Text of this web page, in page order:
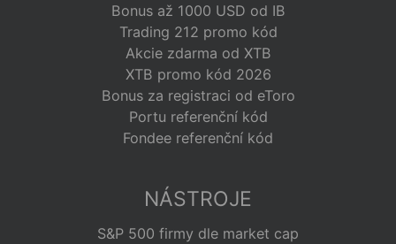
Bonus až 1000 USD od IB
Trading 212 promo kód
Akcie zdarma od XTB
XTB promo kód 2026
Bonus za registraci od eToro
Portu referenční kód
Fondee referenční kód
NÁSTROJE
S&P 500 firmy dle market cap